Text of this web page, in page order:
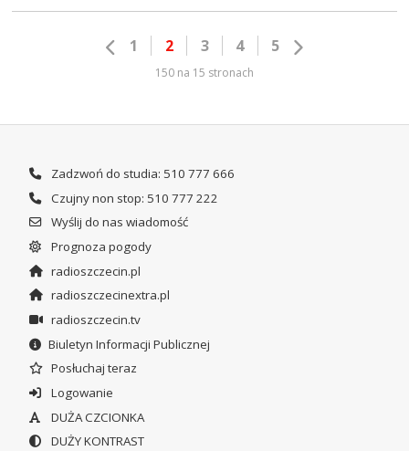
1 2 3 4 5
150 na 15 stronach
Zadzwoń do studia: 510 777 666
Czujny non stop: 510 777 222
Wyślij do nas wiadomość
Prognoza pogody
radioszczecin.pl
radioszczecinextra.pl
radioszczecin.tv
Biuletyn Informacji Publicznej
Posłuchaj teraz
Logowanie
DUŻA CZCIONKA
DUŻY KONTRAST